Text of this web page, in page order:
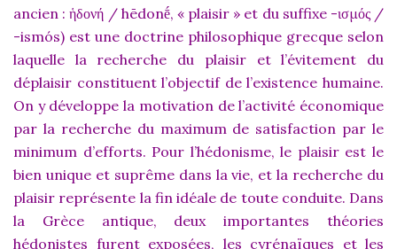
ancien : ἡδονή / hēdonḗ, « plaisir » et du suffixe -ισμός /
-ismós) est une doctrine philosophique grecque selon
laquelle la recherche du plaisir et l’évitement du
déplaisir constituent l’objectif de l’existence humaine.
On y développe la motivation de l’activité économique
par la recherche du maximum de satisfaction par le
minimum d’efforts. Pour l’hédonisme, le plaisir est le
bien unique et suprême dans la vie, et la recherche du
plaisir représente la fin idéale de toute conduite. Dans
la Grèce antique, deux importantes théories
hédonistes furent exposées, les cyrénaïques et les